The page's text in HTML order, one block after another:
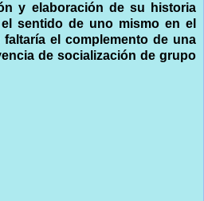
y elaboración de su historia
sentido de uno mismo en el
el complemento de una
de socialización de grupo